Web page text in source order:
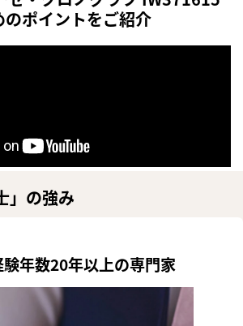
ポイントをご紹介
」の強み
年数20年以上の専門家